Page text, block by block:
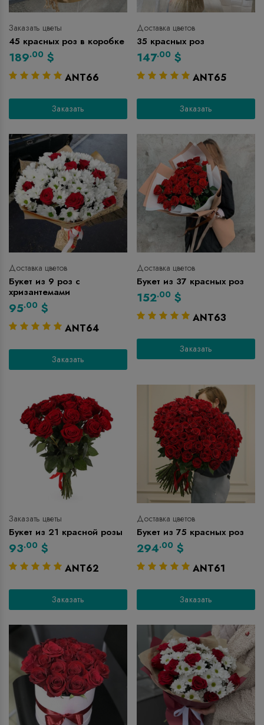
Заказать цветы
45 красных роз в коробке
189.00 $
ANT66
Заказать
Доставка цветов
35 красных роз
147.00 $
ANT65
Заказать
Доставка цветов
Букет из 9 роз с
хризантемами
95.00 $
ANT64
Заказать
Доставка цветов
Букет из 37 красных роз
152.00 $
ANT63
Заказать
Заказать цветы
Букет из 21 красной розы
93.00 $
ANT62
Заказать
Доставка цветов
Букет из 75 красных роз
294.00 $
ANT61
Заказать